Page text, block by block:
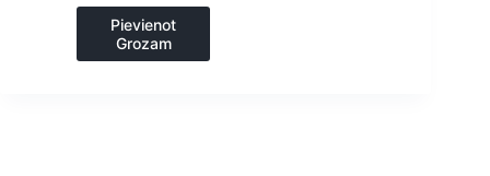
Vitrīnu skapji un
apsildes skapji
Pievienot
Grozam